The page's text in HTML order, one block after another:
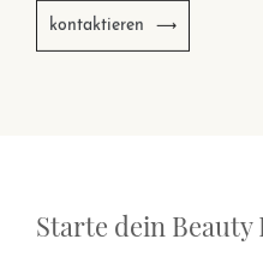
kontaktieren
Starte dein Beauty